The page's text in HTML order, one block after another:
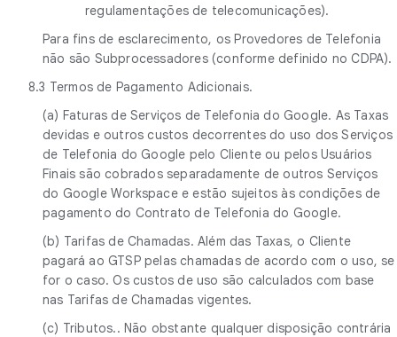
regulamentações de telecomunicações).
Para fins de esclarecimento, os Provedores de Telefonia
não são Subprocessadores (conforme definido no CDPA).
8.3 Termos de Pagamento Adicionais.
(a) Faturas de Serviços de Telefonia do Google. As Taxas
devidas e outros custos decorrentes do uso dos Serviços
de Telefonia do Google pelo Cliente ou pelos Usuários
Finais são cobrados separadamente de outros Serviços
do Google Workspace e estão sujeitos às condições de
pagamento do Contrato de Telefonia do Google.
(b) Tarifas de Chamadas. Além das Taxas, o Cliente
pagará ao GTSP pelas chamadas de acordo com o uso, se
for o caso. Os custos de uso são calculados com base
nas Tarifas de Chamadas vigentes.
(c) Tributos.. Não obstante qualquer disposição contrária